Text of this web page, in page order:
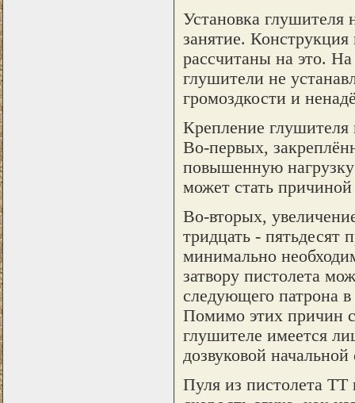
Установка глушителя
занятие.
рассчитаны на это.
глушители не
громоздкости и
Крепление
Во-первых,
повышенную нагрузку
может стать
Во-вторых,
тридцать - пятьдесят
минимально
затвору пистолета
следующего патрона
Помимо этих причин
глушителе имеется
дозвуковой
Пуля из пистолета ТТ